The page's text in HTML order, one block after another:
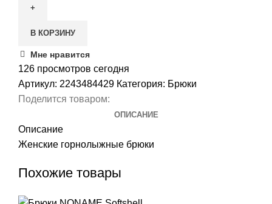
Брюки
SCOTT
Omak
В КОРЗИНУ
Мне нравится
126 просмотров сегодня
Артикул: 2243484429 Категория: Брюки
Поделится товаром:
ОПИСАНИЕ
Описание
Женские горнолыжные брюки
Похожие товары